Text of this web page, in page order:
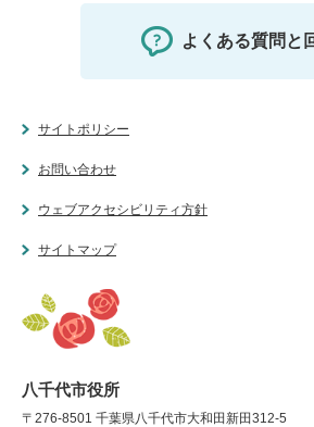
よくある質問と
サイトポリシー
お問い合わせ
ウェブアクセシビリティ方針
サイトマップ
八千代市役所
〒276-8501 千葉県八千代市大和田新田312-5